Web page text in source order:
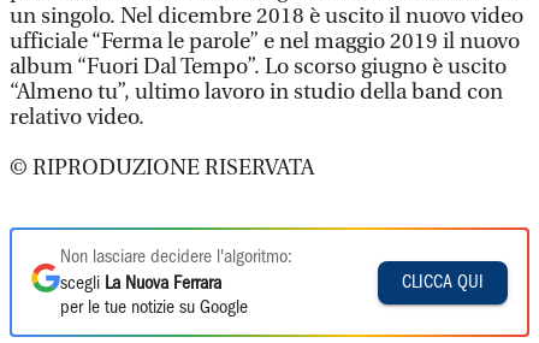
un singolo. Nel dicembre 2018 è uscito il nuovo video
ufficiale “Ferma le parole” e nel maggio 2019 il nuovo
album “Fuori Dal Tempo”. Lo scorso giugno è uscito
“Almeno tu”, ultimo lavoro in studio della band con
relativo video.
© RIPRODUZIONE RISERVATA
Non lasciare decidere l'algoritmo:
scegli La Nuova Ferrara
per le tue notizie su Google
CLICCA QUI